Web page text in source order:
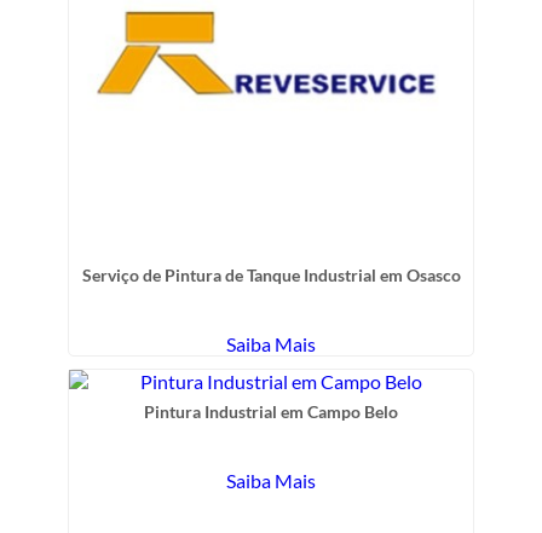
Serviço de Pintura de Tanque Industrial em Osasco
Saiba Mais
Pintura Industrial em Campo Belo
Saiba Mais